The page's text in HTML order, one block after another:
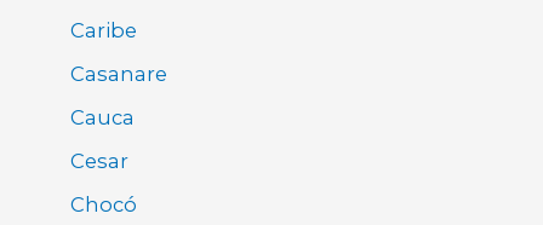
Caribe
Casanare
Cauca
Cesar
Chocó